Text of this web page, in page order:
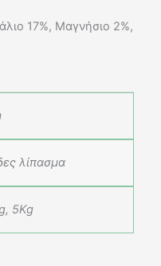
17%, Μαγνήσιο 2%,
λίπασμα
5Kg